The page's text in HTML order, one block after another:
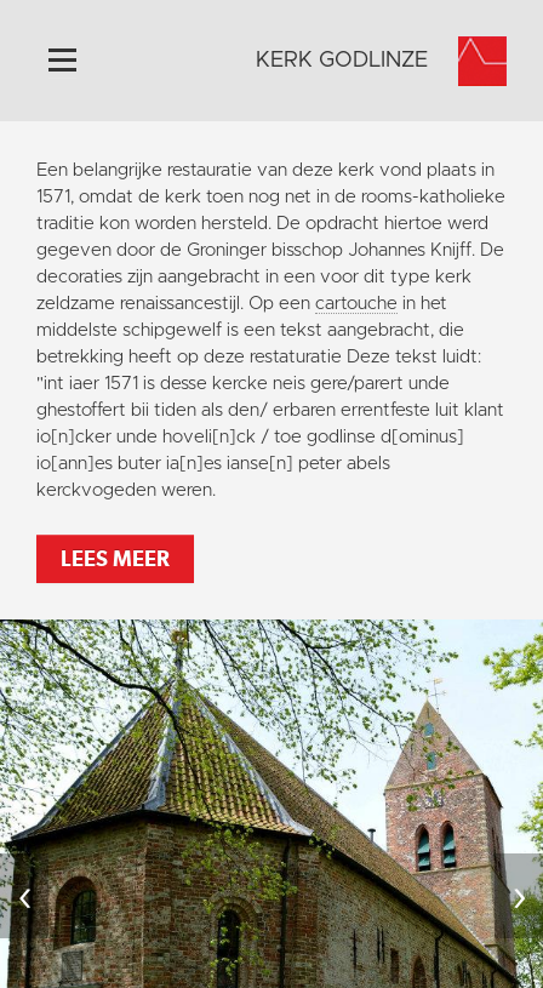
Home
Algemeen
Historie
Omgeving
Activiteiten
Steun ons
Contact
Vaktaal
KERK GODLINZE
Een belangrijke restauratie van deze kerk vond plaats in
1571, omdat de kerk toen nog net in de rooms-katholieke
traditie kon worden hersteld. De opdracht hiertoe werd
gegeven door de Groninger bisschop Johannes Knijff. De
decoraties zijn aangebracht in een voor dit type kerk
zeldzame renaissancestijl. Op een cartouche in het
middelste schipgewelf is een tekst aangebracht, die
betrekking heeft op deze restaturatie Deze tekst luidt:
"int iaer 1571 is desse kercke neis gere/parert unde
ghestoffert bii tiden als den/ erbaren errentfeste luit klant
io[n]cker unde hoveli[n]ck / toe godlinse d[ominus]
io[ann]es buter ia[n]es ianse[n] peter abels
kerckvogeden weren.
LEES MEER
‹ ›